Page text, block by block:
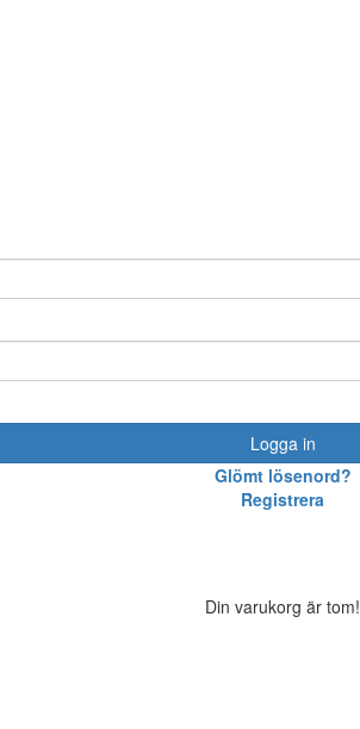
Logga in
Glömt lösenord?
Registrera
Din varukorg är tom!